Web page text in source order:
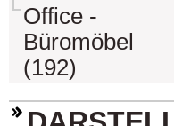
Office -
Büromöbel
(192)